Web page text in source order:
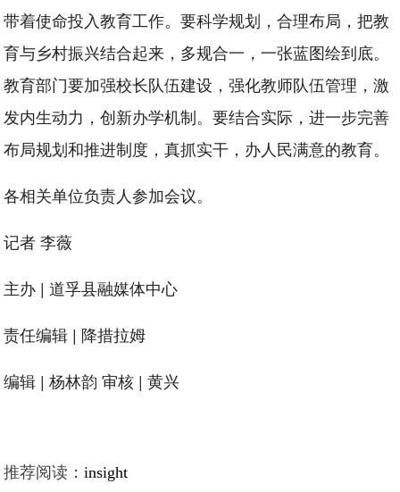
带着使命投入教育工作。要科学规划，合理布局，把教
育与乡村振兴结合起来，多规合一，一张蓝图绘到底。
教育部门要加强校长队伍建设，强化教师队伍管理，激
发内生动力，创新办学机制。要结合实际，进一步完善
布局规划和推进制度，真抓实干，办人民满意的教育。
各相关单位负责人参加会议。
记者 李薇
主办 | 道孚县融媒体中心
责任编辑 | 降措拉姆
编辑 | 杨林韵 审核 | 黄兴
推荐阅读：insight